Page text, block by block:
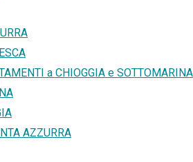
a CHIOGGIA e SOTTOMARINA
AZZURRA